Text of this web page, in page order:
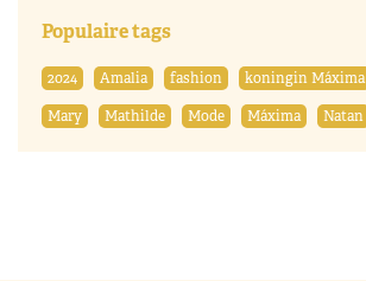
Populaire tags
2024 Amalia fashion koningin Máxima
Mary
Mathilde Mode Máxima Natan